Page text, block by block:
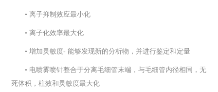
• 离子抑制效应最小化
• 离子化效率最大化
• 增加灵敏度- 能够发现新的分析物，并进行鉴定和定量
• 电喷雾喷针整合于分离毛细管末端，与毛细管内径相同，无
死体积，柱效和灵敏度最大化